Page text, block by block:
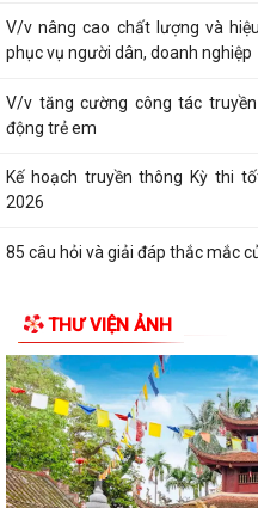
V/v nâng cao chất lượng và
phục vụ người dân, doanh nghiệp
V/v tăng cường công tác
động trẻ em
Kế hoạch truyền thông Kỳ thi
2026
85 câu hỏi và giải đáp thắc mắc
THƯ VIỆN ẢNH